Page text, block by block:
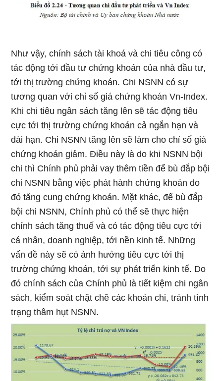
Như vậy, chính sách tài khoá và chi tiêu công có
tác động tới đầu tư chứng khoán của nhà đầu tư,
tới thị trường chứng khoán. Chi NSNN có sự
tương quan với chỉ số giá chứng khoán Vn-Index.
Khi chi tiêu ngân sách tăng lên sẽ tác động tiêu
cực tới thị trường chứng khoán cả ngắn hạn và
dài hạn. Chi NSNN tăng lên sẽ làm cho chỉ số giá
chứng khoán giảm. Điều này là do khi NSNN bội
chi thì Chính phủ phải vay thêm tiền để bù đắp bội
chi NSNN bằng việc phát hành chứng khoán do
đó tăng cung chứng khoán. Mặt khác, để bù đắp
bội chi NSNN, Chính phủ có thể sẽ thực hiện
chính sách tăng thuế và có tác động tiêu cực tới
cá nhân, doanh nghiệp, tới nền kinh tế. Những
vấn đề này sẽ có ảnh hưởng tiêu cực tới thị
trường chứng khoán, tới sự phát triển kinh tế. Do
đó chính sách của Chính phủ là tiết kiệm chi ngân
sách, kiểm soát chặt chẽ các khoản chi, tránh tình
trạng thâm hụt NSNN.